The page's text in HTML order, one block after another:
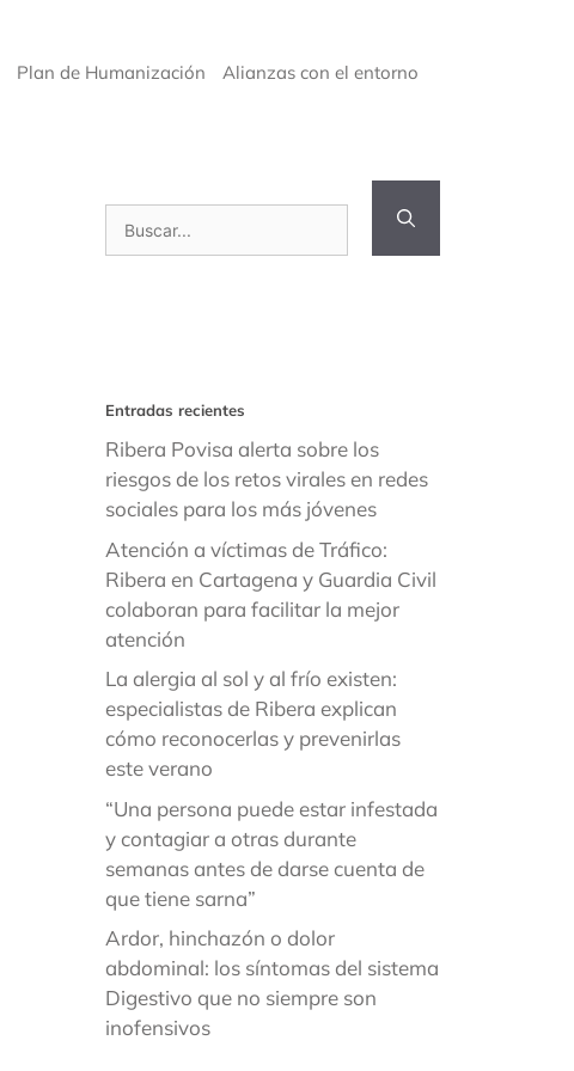
Plan de Humanización Alianzas con el entorno
Entradas recientes
Ribera Povisa alerta sobre los
riesgos de los retos virales en redes
sociales para los más jóvenes
Atención a víctimas de Tráfico:
Ribera en Cartagena y Guardia Civil
colaboran para facilitar la mejor
atención
La alergia al sol y al frío existen:
especialistas de Ribera explican
cómo reconocerlas y prevenirlas
este verano
“Una persona puede estar infestada
y contagiar a otras durante
semanas antes de darse cuenta de
que tiene sarna”
Ardor, hinchazón o dolor
abdominal: los síntomas del sistema
Digestivo que no siempre son
inofensivos